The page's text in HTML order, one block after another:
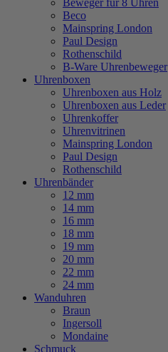
Beweger für 8 Uhren
Beco
Mainspring London
Paul Design
Rothenschild
B-Ware Uhrenbeweger
Uhrenboxen
Uhrenboxen aus Holz
Uhrenboxen aus Leder
Uhrenkoffer
Uhrenvitrinen
Mainspring London
Paul Design
Rothenschild
Uhrenbänder
12 mm
14 mm
16 mm
18 mm
19 mm
20 mm
22 mm
24 mm
Wanduhren
Braun
Ingersoll
Mondaine
Schmuck